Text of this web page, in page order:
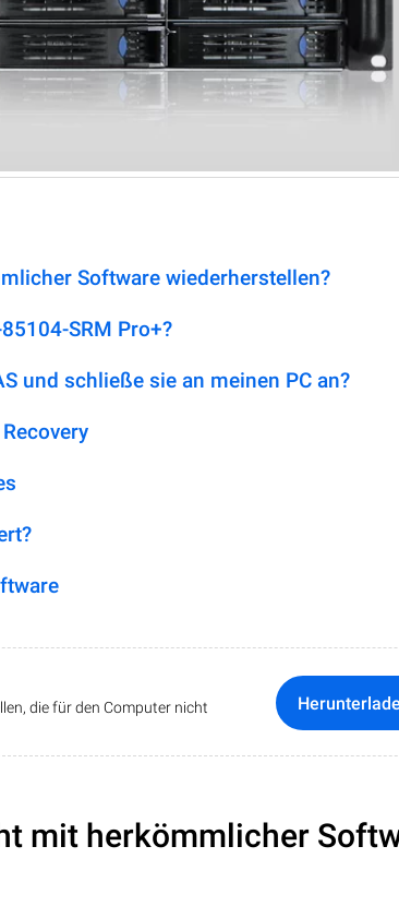
Software wiederherstellen?
SRM Pro+?
und schließe sie an meinen PC an?
die für den Computer nicht
mit herkömmlicher